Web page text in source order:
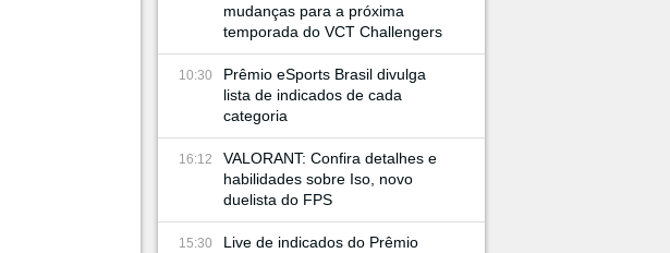
mudanças para a próxima
temporada do VCT Challengers
10:30
Prêmio eSports Brasil divulga
lista de indicados de cada
categoria
16:12
VALORANT: Confira detalhes e
habilidades sobre Iso, novo
duelista do FPS
15:30
Live de indicados do Prêmio